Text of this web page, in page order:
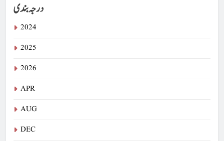
درجہ بندی
2024
2025
2026
APR
AUG
DEC